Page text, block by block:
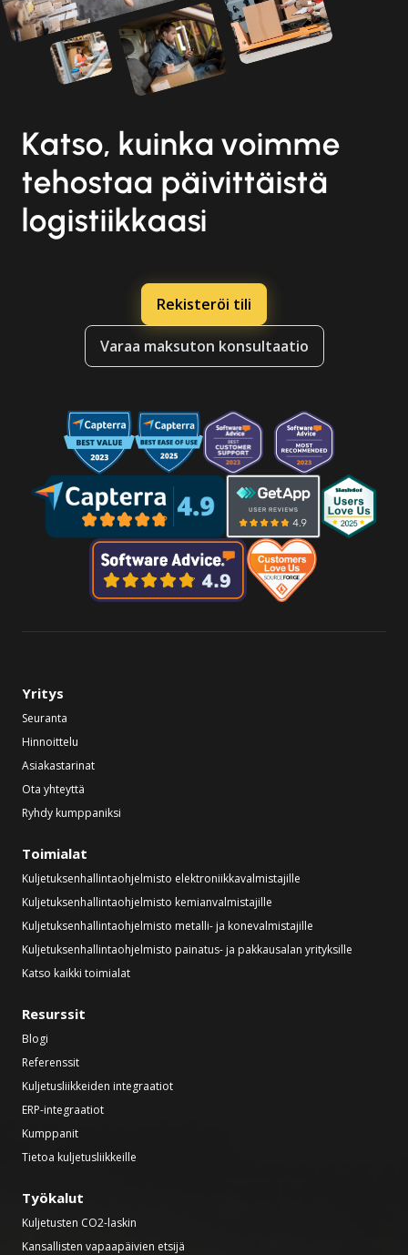
Katso, kuinka voimme
tehostaa päivittäistä
logistiikkaasi
Rekisteröi tili
Varaa maksuton konsultaatio
Yritys
Seuranta
Hinnoittelu
Asiakastarinat
Ota yhteyttä
Ryhdy kumppaniksi
Toimialat
Kuljetuksenhallintaohjelmisto elektroniikkavalmistajille
Kuljetuksenhallintaohjelmisto kemianvalmistajille
Kuljetuksenhallintaohjelmisto metalli- ja konevalmistajille
Kuljetuksenhallintaohjelmisto painatus- ja pakkausalan yrityksille
Katso kaikki toimialat
Resurssit
Blogi
Referenssit
Kuljetusliikkeiden integraatiot
ERP-integraatiot
Kumppanit
Tietoa kuljetusliikkeille
Työkalut
Kuljetusten CO2-laskin
Kansallisten vapaapäivien etsijä